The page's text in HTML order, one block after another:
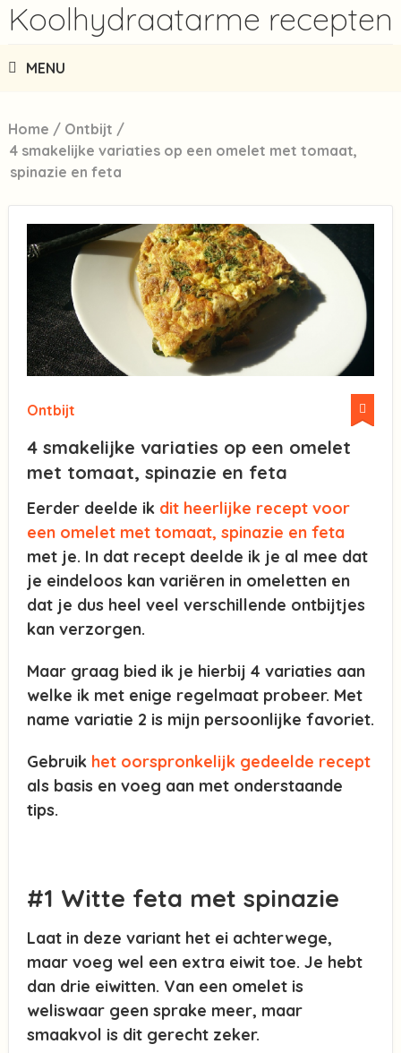
Koolhydraatarme recepten
MENU
Home / Ontbijt /
4 smakelijke variaties op een omelet met tomaat,
spinazie en feta
Ontbijt
4 smakelijke variaties op een omelet
met tomaat, spinazie en feta
Eerder deelde ik dit heerlijke recept voor
een omelet met tomaat, spinazie en feta
met je. In dat recept deelde ik je al mee dat
je eindeloos kan variëren in omeletten en
dat je dus heel veel verschillende ontbijtjes
kan verzorgen.
Maar graag bied ik je hierbij 4 variaties aan
welke ik met enige regelmaat probeer. Met
name variatie 2 is mijn persoonlijke favoriet.
Gebruik het oorspronkelijk gedeelde recept
als basis en voeg aan met onderstaande
tips.
#1 Witte feta met spinazie
Laat in deze variant het ei achterwege,
maar voeg wel een extra eiwit toe. Je hebt
dan drie eiwitten. Van een omelet is
weliswaar geen sprake meer, maar
smaakvol is dit gerecht zeker.